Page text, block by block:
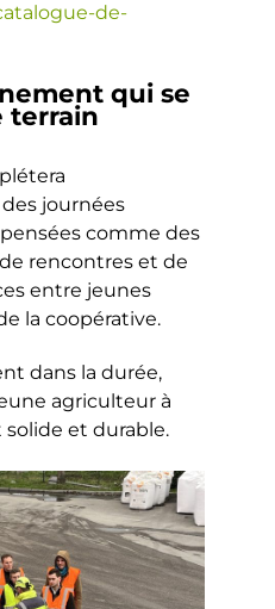
de-
qui se
terrain
journées
comme des
rencontres et de
entre jeunes
la coopérative.
dans la durée,
agriculteur à
et durable.